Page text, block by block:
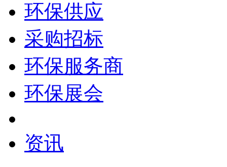
环保供应
采购招标
环保服务商
环保展会
资讯